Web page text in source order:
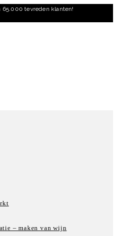
65.000 tevreden klanten!
– maken van wijn